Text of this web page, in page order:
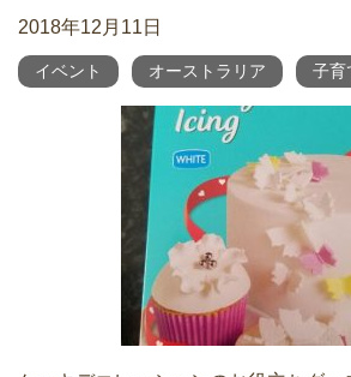
2018年12月11日
イベント オーストラリア 子育